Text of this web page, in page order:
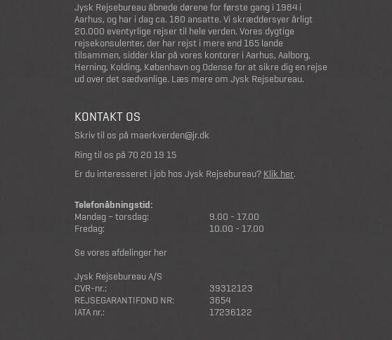
Jysk Rejsebureau åbnede dørene for første gang i 1984 i
Aarhus, og har i dag ca. 180 ansatte. Vi skræddersyer årligt
20.000 eventyrlige rejser til hele verden. Vores dygtige
rejsekonsulenter, der har rejst i mere end 165 lande
tilsammen, sidder klar på vores kontorer i Aarhus, Aalborg,
Herning, Kolding, København og Odense for at sikre dig en rejse
ud over det sædvanlige. Læs mere om Jysk Rejsebureau.
KONTAKT OS
Skriv til os på maerkverden@jr.dk
Ring til os på 70 20 19 15
Er du interesseret i job hos Jysk Rejsebureau? Klik her.
Telefonåbningstid:
Mandag – torsdag:
9.00 - 17.00
Fredag:
10.00 - 17.00
Se vores afdelinger her
Jysk Rejsebureau A/S
CVR-nr.:
39312123
REJSEGARANTIFOND NR:
3654
IATA nr.:
17236122